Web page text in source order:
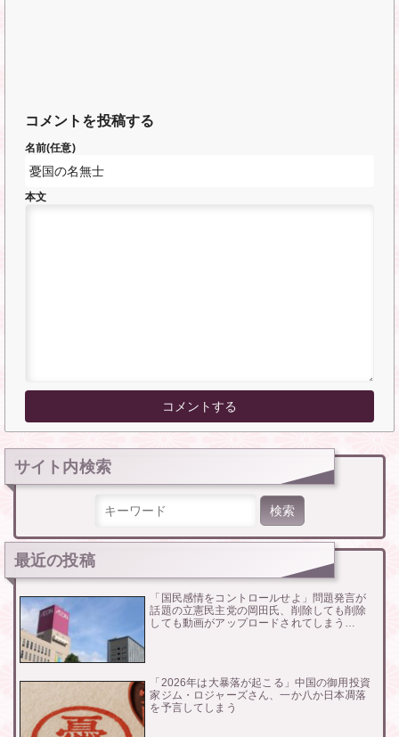
コメントを投稿する
名前(任意)
本文
サイト内検索
最近の投稿
「国民感情をコントロールせよ」問題発言が
話題の立憲民主党の岡田氏、削除しても削除
しても動画がアップロードされてしまう…
「2026年は大暴落が起こる」中国の御用投資
家ジム・ロジャーズさん、一か八か日本凋落
を予言してしまう